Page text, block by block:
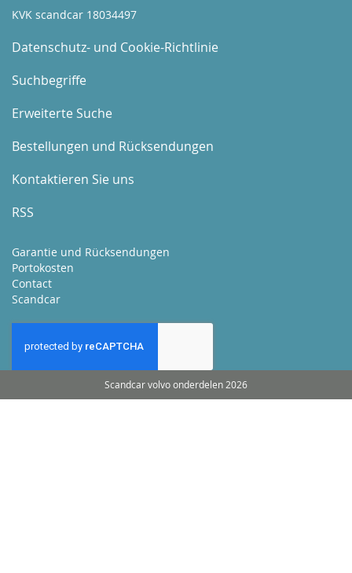
KVK scandcar 18034497
Datenschutz- und Cookie-Richtlinie
Suchbegriffe
Erweiterte Suche
Bestellungen und Rücksendungen
Kontaktieren Sie uns
RSS
Garantie und Rücksendungen
Portokosten
Contact
Scandcar
Scandcar volvo onderdelen 2026